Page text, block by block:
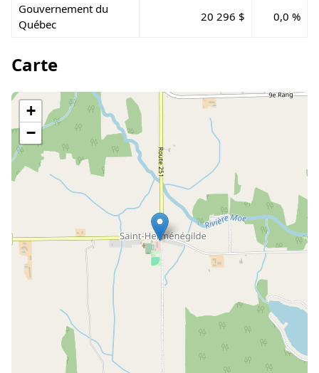
Gouvernement du
Québec
20 296 $ 0,0 %
Carte
+
−